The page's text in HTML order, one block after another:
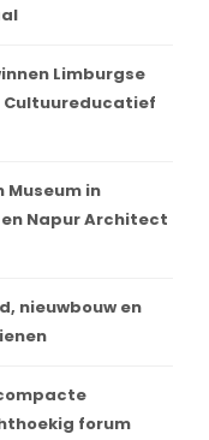
Limburgse
Cultuureducatief
Museum in
Napur Architect
nieuwbouw en
compacte
forum